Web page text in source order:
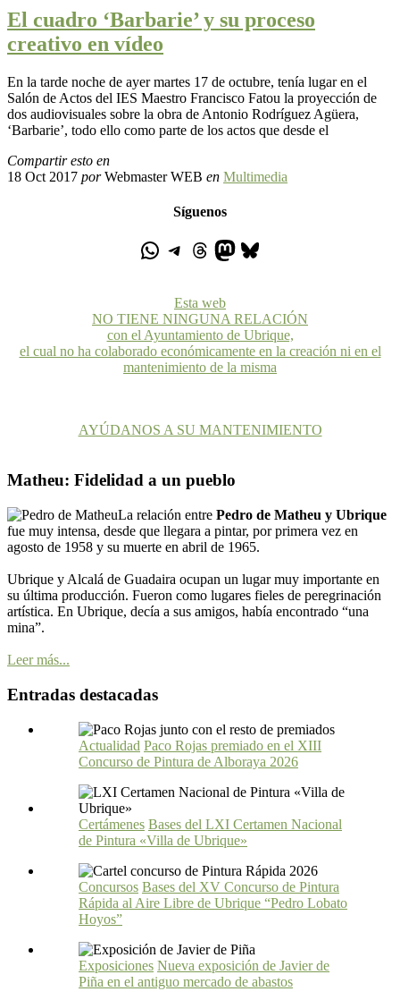
El cuadro ‘Barbarie’ y su proceso
creativo en vídeo
En la tarde noche de ayer martes 17 de octubre, tenía lugar en el
Salón de Actos del IES Maestro Francisco Fatou la proyección de
dos audiovisuales sobre la obra de Antonio Rodríguez Agüera,
‘Barbarie’, todo ello como parte de los actos que desde el
Compartir esto en
18 Oct 2017 porWebmaster WEB en Multimedia
Síguenos
Esta web
NO TIENE NINGUNA RELACIÓN
con el Ayuntamiento de Ubrique,
el cual no ha colaborado económicamente en la creación ni en el
mantenimiento de la misma
AYÚDANOS A SU MANTENIMIENTO
Matheu: Fidelidad a un pueblo
La relación entre Pedro de Matheu y Ubrique
fue muy intensa, desde que llegara a pintar, por primera vez en
agosto de 1958 y su muerte en abril de 1965.
Ubrique y Alcalá de Guadaira ocupan un lugar muy importante en
su última producción. Fueron como lugares fieles de peregrinación
artística. En Ubrique, decía a sus amigos, había encontrado “una
mina”.
Leer más...
Entradas destacadas
Actualidad Paco Rojas premiado en el XIII
Concurso de Pintura de Alboraya 2026
Certámenes Bases del LXI Certamen Nacional
de Pintura «Villa de Ubrique»
Concursos Bases del XV Concurso de Pintura
Rápida al Aire Libre de Ubrique “Pedro Lobato
Hoyos”
Exposiciones Nueva exposición de Javier de
Piña en el antiguo mercado de abastos